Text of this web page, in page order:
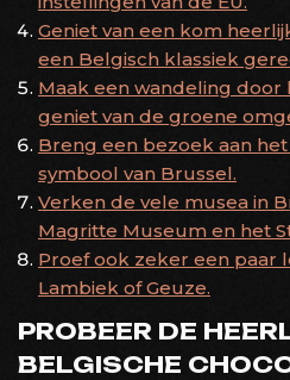
Geniet van een kom
een Belgisch klassiek
Maak een wandeling door
geniet van de groene
Breng een bezoek aan
symbool van Brussel.
Verken de vele musea in
Magritte Museum en het
Proef ook zeker een paar
Lambiek of Geuze.
PROBEER DE
BELGISCHE